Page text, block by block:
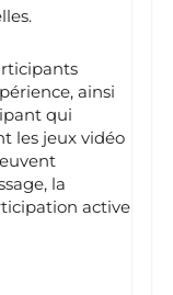
ainsi
qui
les jeux vidéo
la
active